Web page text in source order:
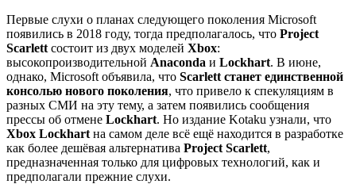
Первые слухи о планах следующего поколения Microsoft
появились в 2018 году, тогда предполагалось, что Project
Scarlett состоит из двух моделей Xbox:
высокопроизводительной Anaconda и Lockhart. В июне,
однако, Microsoft объявила, что Scarlett станет единственной
консолью нового поколения, что привело к спекуляциям в
разных СМИ на эту тему, а затем появились сообщения
прессы об отмене Lockhart. Но издание Kotaku узнали, что
Xbox Lockhart на самом деле всё ещё находится в разработке
как более дешёвая альтернатива Project Scarlett,
предназначенная только для цифровых технологий, как и
предполагали прежние слухи.